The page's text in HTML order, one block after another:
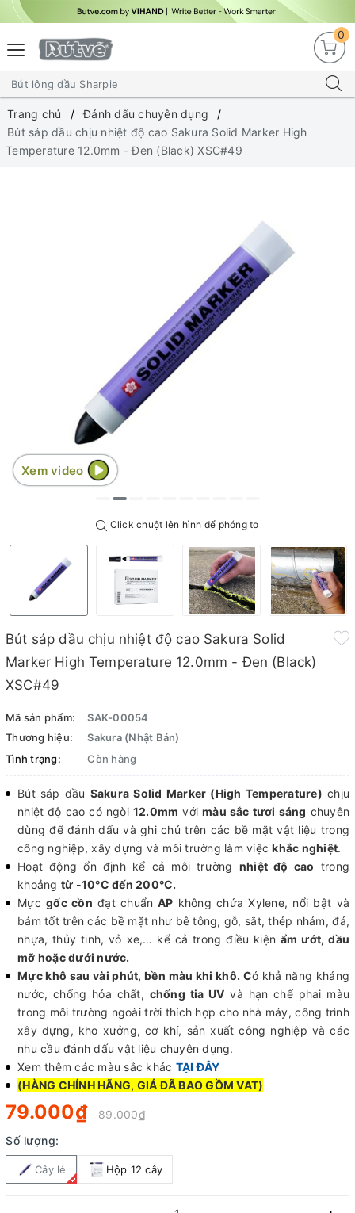
0
Trang chủ
Đánh dấu chuyên dụng
Bút sáp dầu chịu nhiệt độ cao Sakura Solid Marker High
Temperature 12.0mm - Đen (Black) XSC#49
Click chuột lên hình để phóng to
Xem video
Bút sáp dầu chịu nhiệt độ cao Sakura Solid
Marker High Temperature 12.0mm - Đen (Black)
XSC#49
Mã sản phẩm:
SAK-00054
Thương hiệu:
Sakura (Nhật Bản)
Tình trạng:
Còn hàng
Bút sáp dầu Sakura Solid Marker (High Temperature) chịu
nhiệt độ cao có ngòi 12.0mm vớimàu sắc tươi sáng chuyên
dùng để đánh dấu và ghi chú trên các bề mặt vật liệu trong
công nghiệp, xây dựng và môi trường làm việckhắc nghiệt.
Hoạt động ổn định kể cả môi trường nhiệt độ cao trong
khoảng từ -10°C đến 200°C.
Mựcgốc cồn đạt chuẩn AP không chứa Xylene, nổi bật và
bám tốt trên các bề mặt như bê tông, gỗ, sắt, thép nhám, đá,
nhựa, thủy tinh, vỏ xe,… kể cả trong điều kiện ẩm ướt, dầu
mỡ hoặc dưới nước.
Mực khô sau vài phút, bền màu khi khô. Có khả năng kháng
nước, chống hóa chất, chống tia UV và hạn chế phai màu
trong môi trường ngoài trời thích hợp cho nhà máy, công trình
xây dựng, kho xưởng, cơ khí, sản xuất công nghiệp và các
nhu cầu đánh dấu vật liệu chuyên dụng.
Xem thêm các màu sắc khác TẠI ĐÂY
(HÀNG CHÍNH HÃNG, GIÁ ĐÃ BAO GỒM VAT)
79.000₫
89.000₫
Số lượng:
Cây lẻ Hộp 12 cây